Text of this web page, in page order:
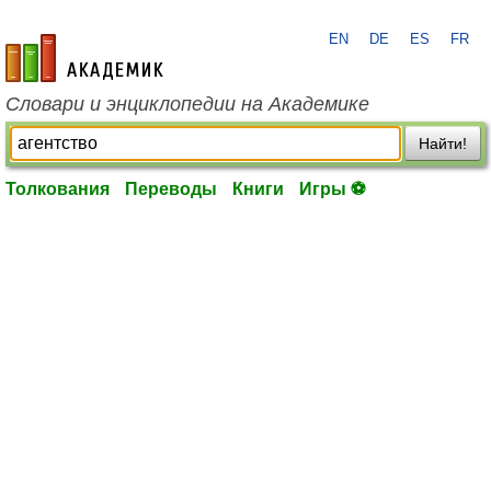
academic.ru
EN DE ES FR
Словари и энциклопедии на Академике
Найти!
Толкования Переводы Книги Игры ⚽